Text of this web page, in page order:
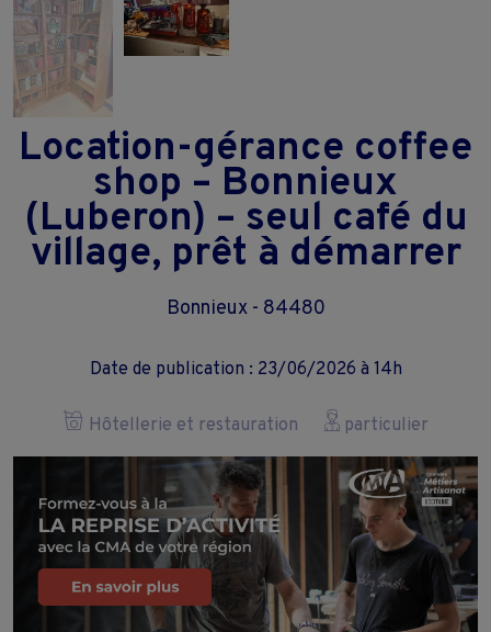
Location-gérance coffee
shop – Bonnieux
(Luberon) – seul café du
village, prêt à démarrer
Bonnieux - 84480
Date de publication : 23/06/2026 à 14h
Hôtellerie et restauration particulier